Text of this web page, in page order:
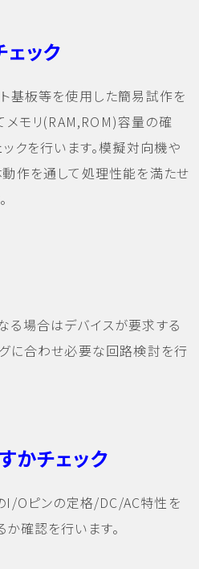
ェック
基板等を使用した簡易試作を
メモリ(RAM,ROM)容量の確
ックを行います。模擬対向機や
作を通して処理性能を満たせ
場合はデバイスが要求する
に合わせ必要な回路検討を行
かチェック
I/Oピンの定格/DC/AC特性を
確認を行います。